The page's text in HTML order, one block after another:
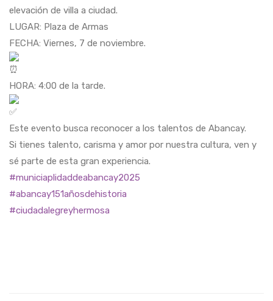
elevación de villa a ciudad.
LUGAR: Plaza de Armas
FECHA: Viernes, 7 de noviembre.
HORA: 4:00 de la tarde.
Este evento busca reconocer a los talentos de Abancay.
Si tienes talento, carisma y amor por nuestra cultura, ven y
sé parte de esta gran experiencia.
#municiaplidaddeabancay2025
#abancay151añosdehistoria
#ciudadalegreyhermosa